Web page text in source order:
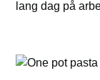
lang dag på